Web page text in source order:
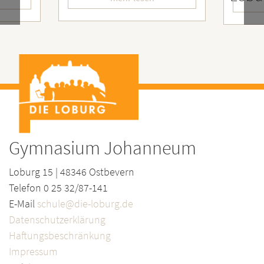
Gymnasium Johanneum
Loburg 15 | 48346 Ostbevern
Telefon 0 25 32/87-141
E-Mail schule@die-loburg.de
Datenschutzerklärung
Haftungsbeschränkung
Impressum